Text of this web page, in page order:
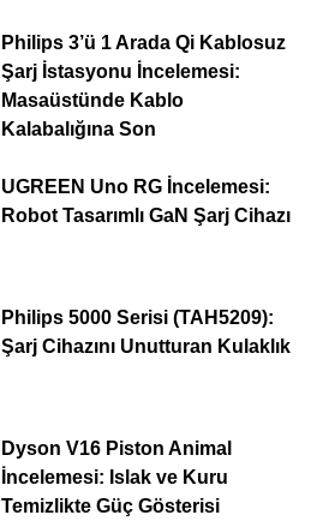
Philips 3’ü 1 Arada Qi Kablosuz
Şarj İstasyonu İncelemesi:
Masaüstünde Kablo
Kalabalığına Son
UGREEN Uno RG İncelemesi:
Robot Tasarımlı GaN Şarj Cihazı
Philips 5000 Serisi (TAH5209):
Şarj Cihazını Unutturan Kulaklık
Dyson V16 Piston Animal
İncelemesi: Islak ve Kuru
Temizlikte Güç Gösterisi